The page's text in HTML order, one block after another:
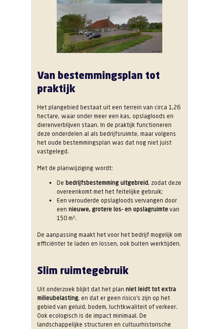
Van bestemmingsplan tot
praktijk
Het plangebied bestaat uit een terrein van circa 1,26
hectare, waar onder meer een kas, opslagloods en
dierenverblijven staan. In de praktijk functioneren
deze onderdelen al als bedrijfsruimte, maar volgens
het oude bestemmingsplan was dat nog niet juist
vastgelegd.
Met de planwijziging wordt:
De bedrijfsbestemming uitgebreid, zodat deze
overeenkomt met het feitelijke gebruik;
Een verouderde opslagloods vervangen door
een nieuwe, grotere los- en opslagruimte van
150 m².
De aanpassing maakt het voor het bedrijf mogelijk om
efficiënter te laden en lossen, ook buiten werktijden.
Slim ruimtegebruik
Uit onderzoek blijkt dat het plan niet leidt tot extra
milieubelasting, en dat er geen risico’s zijn op het
gebied van geluid, bodem, luchtkwaliteit of verkeer.
Ook ecologisch is de impact minimaal. De
landschappelijke structuren en cultuurhistorische